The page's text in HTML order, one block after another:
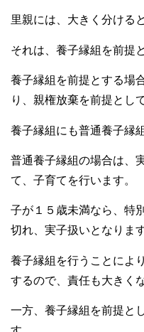
里親には、大きく分ける
それは、養子縁組を前提
養子縁組を前提とする場
り、親権放棄を前提とし
養子縁組にも普通養子縁
普通養子縁組の場合は、
て、子育てを行います。
子が１５歳未満なら、特
切れ、実子扱いとなります
養子縁組を行うことによ
するので、責任も大きく
一方、養子縁組を前提と